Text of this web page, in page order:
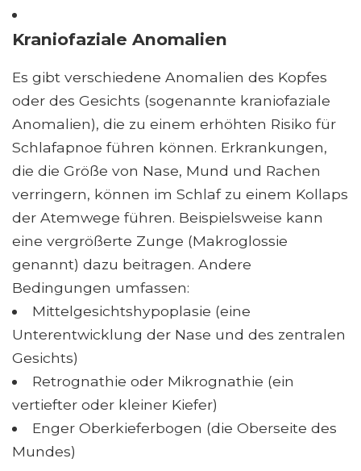
Kraniofaziale Anomalien
Es gibt verschiedene Anomalien des Kopfes
oder des Gesichts (sogenannte kraniofaziale
Anomalien), die zu einem erhöhten Risiko für
Schlafapnoe führen können. Erkrankungen,
die die Größe von Nase, Mund und Rachen
verringern, können im Schlaf zu einem Kollaps
der Atemwege führen. Beispielsweise kann
eine vergrößerte Zunge (Makroglossie
genannt) dazu beitragen. Andere
Bedingungen umfassen:
Mittelgesichtshypoplasie (eine
Unterentwicklung der Nase und des zentralen
Gesichts)
Retrognathie oder Mikrognathie (ein
vertiefter oder kleiner Kiefer)
Enger Oberkieferbogen (die Oberseite des
Mundes)